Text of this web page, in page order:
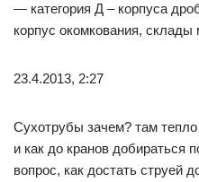
— категория Д – корпуса
корпус окомкования, склады
23.4.2013, 2:27
Сухотрубы зачем? там
и как до кранов добираться
вопрос, как достать струей